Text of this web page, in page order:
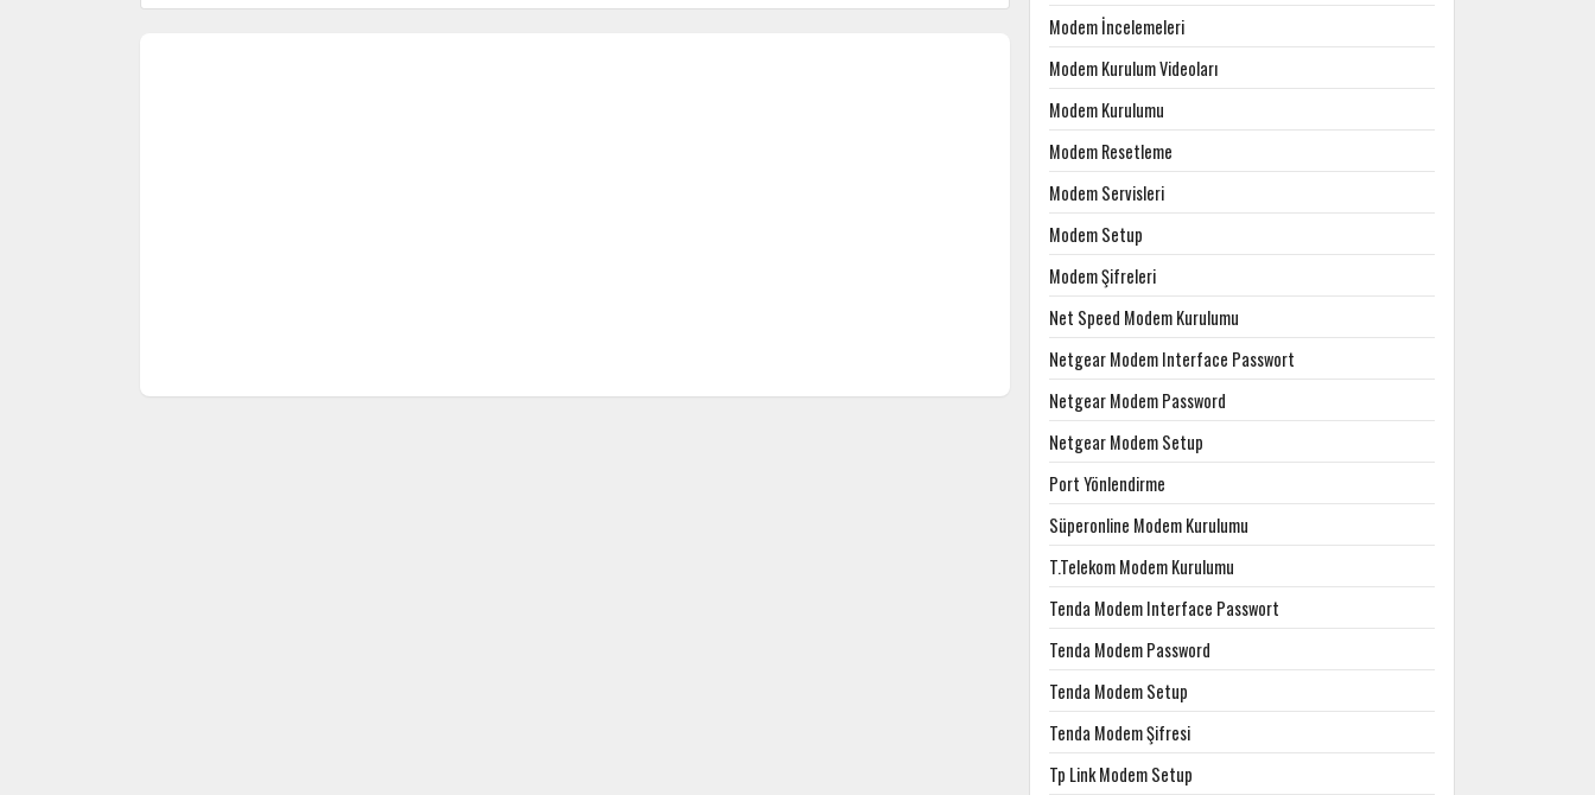
Modem İncelemeleri
Modem Kurulum Videoları
Modem Kurulumu
Modem Resetleme
Modem Servisleri
Modem Setup
Modem Şifreleri
Net Speed Modem Kurulumu
Netgear Modem Interface Passwort
Netgear Modem Password
Netgear Modem Setup
Port Yönlendirme
Süperonline Modem Kurulumu
T.Telekom Modem Kurulumu
Tenda Modem Interface Passwort
Tenda Modem Password
Tenda Modem Setup
Tenda Modem Şifresi
Tp Link Modem Setup